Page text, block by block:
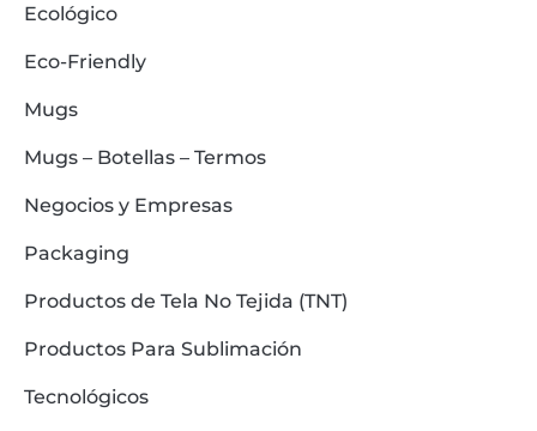
Ecológico
Eco-Friendly
Mugs
Mugs – Botellas – Termos
Negocios y Empresas
Packaging
Productos de Tela No Tejida (TNT)
Productos Para Sublimación
Tecnológicos